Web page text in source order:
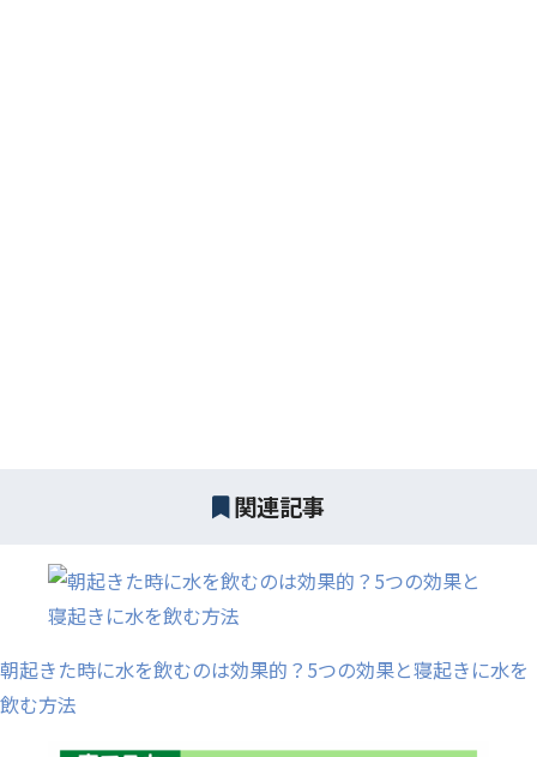
関連記事
朝起きた時に水を飲むのは効果的？5つの効果と寝起きに水を
飲む方法